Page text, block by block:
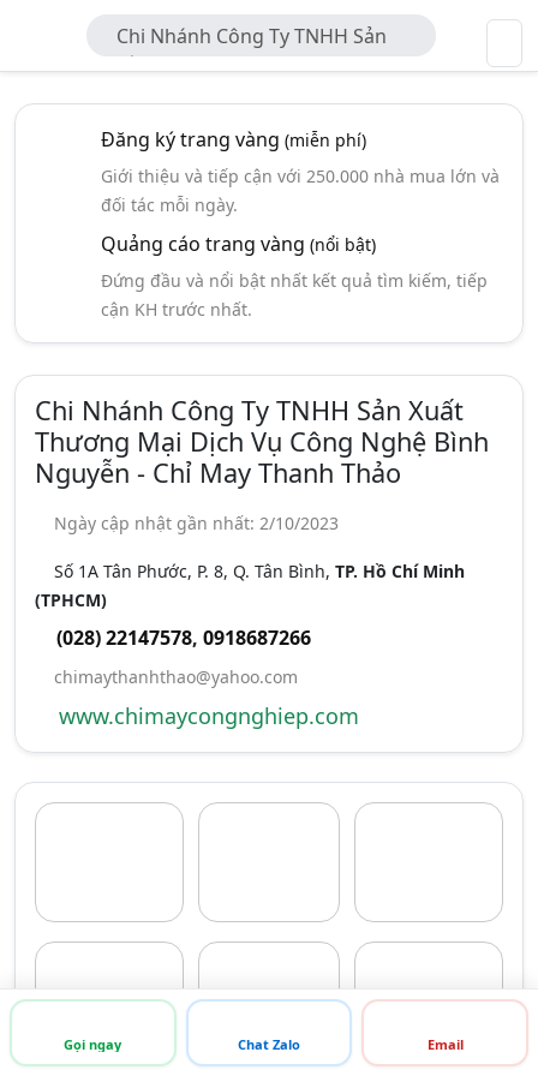
Chi Nhánh Công Ty TNHH Sản
Xuất Thương Mại Dịch Vụ Công
Đăng ký trang vàng (miễn phí)
Giới thiệu và tiếp cận với 250.000 nhà mua lớn và
đối tác mỗi ngày.
Quảng cáo trang vàng (nổi bật)
Đứng đầu và nổi bật nhất kết quả tìm kiếm, tiếp
cận KH trước nhất.
Chi Nhánh Công Ty TNHH Sản Xuất
Thương Mại Dịch Vụ Công Nghệ Bình
Nguyễn - Chỉ May Thanh Thảo
Ngày cập nhật gần nhất: 2/10/2023
Số 1A Tân Phước, P. 8, Q. Tân Bình, TP. Hồ Chí Minh
(TPHCM)
(028) 22147578, 0918687266
chimaythanhthao@yahoo.com
www.chimaycongnghiep.com
Gọi ngay Chat Zalo Email